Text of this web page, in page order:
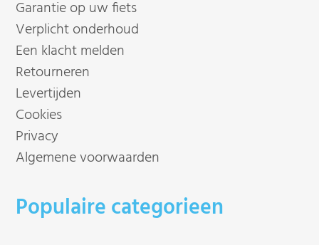
Garantie op uw fiets
Verplicht onderhoud
Een klacht melden
Retourneren
Levertijden
Cookies
Privacy
Algemene voorwaarden
Populaire categorieen